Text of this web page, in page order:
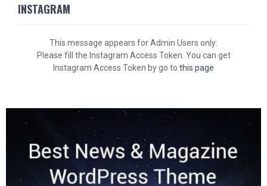
INSTAGRAM
This message appears for Admin Users only:
Please fill the Instagram Access Token. You can get
Instagram Access Token by go to this page